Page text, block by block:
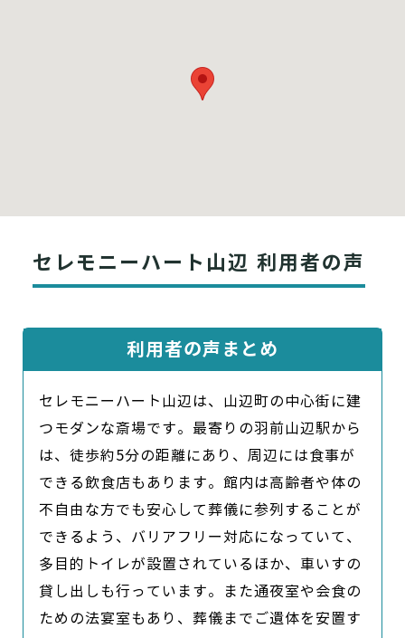
セレモニーハート山辺 利用者の声
利用者の声まとめ
セレモニーハート山辺は、山辺町の中心街に建
つモダンな斎場です。最寄りの羽前山辺駅から
は、徒歩約5分の距離にあり、周辺には食事が
できる飲食店もあります。館内は高齢者や体の
不自由な方でも安心して葬儀に参列することが
できるよう、バリアフリー対応になっていて、
多目的トイレが設置されているほか、車いすの
貸し出しも行っています。また通夜室や会食の
ための法宴室もあり、葬儀までご遺体を安置す